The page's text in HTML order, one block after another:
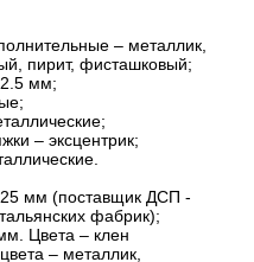
– металлик,
пирит, фисташковый;
мм;
– эксцентрик;
мм (поставщик ДСП -
фабрик);
Цвета – клен
– металлик,